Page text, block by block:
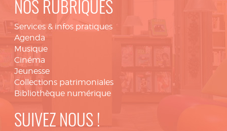
NOS RUBRIQUES
Services & infos pratiques
Agenda
Musique
Cinéma
Jeunesse
Collections patrimoniales
Bibliothèque numérique
SUIVEZ NOUS !